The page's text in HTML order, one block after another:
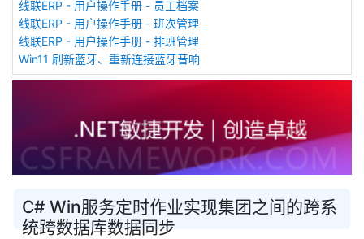
线联ERP - 用户操作手册 - 员工档案
线联ERP - 用户操作手册 - 班次管理
线联ERP - 用户操作手册 - 排班管理
Win11 刷新蓝牙、重新连接蓝牙音响
C# Win服务定时作业实现集团之间的跨系
统跨数据库数据同步